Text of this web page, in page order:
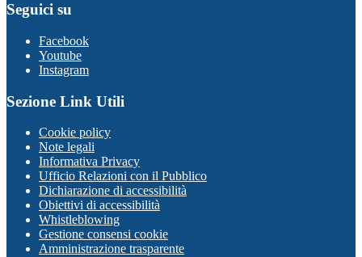
Seguici su
Facebook
Youtube
Instagram
Sezione Link Utili
Cookie policy
Note legali
Informativa Privacy
Ufficio Relazioni con il Pubblico
Dichiarazione di accessibilità
Obiettivi di accessibilità
Whistleblowing
Gestione consensi cookie
Amministrazione trasparente